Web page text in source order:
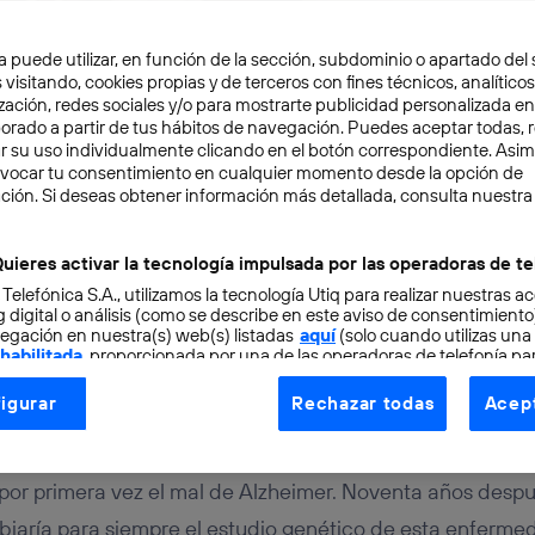
3 min
cambió para siempre
sobre el Alzheimer
primera vez el mal de Alzheimer. Noventa años
para siempre el estudio genético de esta
puede utilizar, en función de la sección, subdominio o apartado del
visitando, cookies propias y de terceros con fines técnicos,
redes sociales y/o para mostrarte publicidad personalizada
a partir de tus hábitos de navegación. Puedes aceptar todas,
su uso individualmente clicando en el botón correspondiente.
tu consentimiento en cualquier momento desde la opción de
Si deseas obtener información más detallada, consulta nuestra
activar la tecnología impulsada por las operadoras de
S.A., utilizamos la tecnología Utiq para realizar nuestras
digital o análisis (como se describe en este aviso de
en nuestra(s) web(s) listadas aquí(solo cuando utilizas una
, proporcionada por una de las operadoras de telefonía
consentimiento en cada página web).
Utiq está diseñada con la privacidad como prioridad
dirección IP y otra información de la cuenta de cliente de
a la conexión que utilizas (p. ej., número de teléfono móvil).
Rechazar todas